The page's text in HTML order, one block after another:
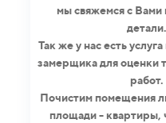
мы свяжемся с Вами
детали.
Так же у нас есть
замерщика для оценки
работ.
Почистим помещения
площади - квартиры,